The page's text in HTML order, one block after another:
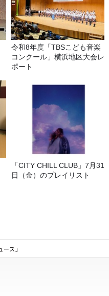
令和8年度「TBSこども音楽
コンクール」横浜地区大会レ
ポート
「CITY CHILL CLUB」7月31
日（金）のプレイリスト
ス」